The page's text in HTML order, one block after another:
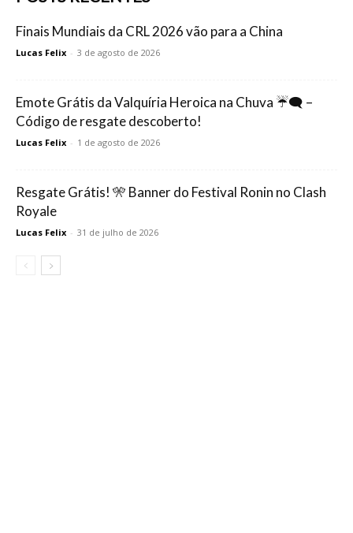
Finais Mundiais da CRL 2026 vão para a China
Lucas Felix - 3 de agosto de 2026
Emote Grátis da Valquíria Heroica na Chuva ☔🗨️ –
Código de resgate descoberto!
Lucas Felix - 1 de agosto de 2026
Resgate Grátis! 🎌 Banner do Festival Ronin no Clash
Royale
Lucas Felix - 31 de julho de 2026